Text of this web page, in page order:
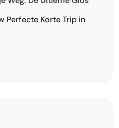
Perfecte Korte Trip in